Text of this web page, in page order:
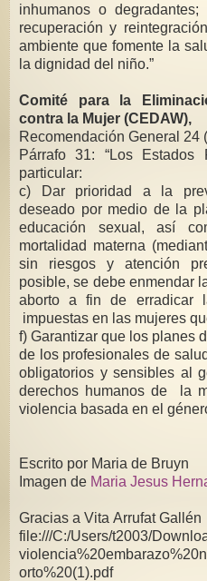
inhumanos o
recuperación y
ambiente que fomente la
la dignidad del niño.”
Comité para la
contra la Mujer (CEDAW),
Recomendación General 24
Párrafo 31: “Los Estados
particular:
c) Dar prioridad a la
deseado por medio de la
educación sexual, así
mortalidad materna
sin riesgos y atención
posible, se debe enmendar
aborto a fin de erradicar
impuestas en las mujeres
f) Garantizar que los planes
de los profesionales de
obligatorios y sensibles al
derechos humanos de la
violencia basada en el
Escrito por Maria de Bruyn
Imagen de Maria Jesus
Gracias a Vita Arrufat Gallén
file:///C:/Users/t2003/
orto%20(1).pdf